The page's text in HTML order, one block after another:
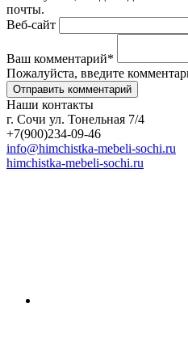
почты.
Веб-сайт
Ваш комментарий*
Пожалуйста, введите
Наши контакты
г. Сочи ул. Тонельная 7/4
+7(900)234-09-46
info@himchistka-mebeli-sochi.ru
himchistka-mebeli-sochi.ru